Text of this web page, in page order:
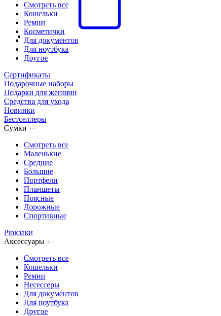
Смотреть все
Кошельки
Ремни
Косметички
Для документов
Для ноутбука
Другое
Сертификаты
Подарочные наборы
Подарки для женщин
Средства для ухода
Новинки
Бестселлеры
Сумки
Смотреть все
Маленькие
Средние
Большие
Портфели
Планшеты
Поясные
Дорожные
Спортивные
Рюкзаки
Аксессуары
Смотреть все
Кошельки
Ремни
Несессеры
Для документов
Для ноутбука
Другое